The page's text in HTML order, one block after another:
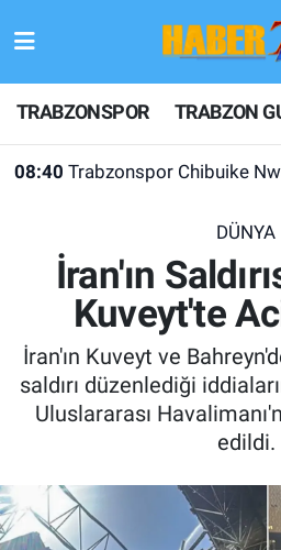
TRABZONSPOR TRABZON
08:40 Trabzonspor Chibuike
DÜNYA
İran'ın
Kuveyt'te
İran'ın Kuveyt ve
saldırı düzenlediği
Uluslararası
edildi.
TRABZONSPOR
TRABZON GUNDEMI
TRANSFER HABERLERI
KULİS MEYDANI
1461 TRABZON
FUTBOL
TV VE SİNEMA
Hava Durumu
Trafik Durumu
Tüm Manşetler
Son Dakika Haberleri
Haber Arşivi